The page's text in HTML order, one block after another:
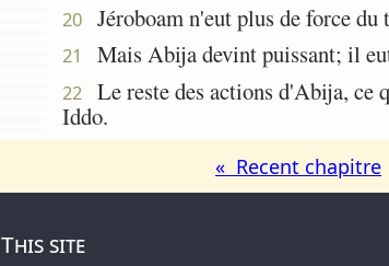
20 Jéroboam n'eut plus de force
21 Mais Abija devint puissant; il
22
Le reste des actions d'Abija, ce
Iddo.
« Recent chapitre
This site